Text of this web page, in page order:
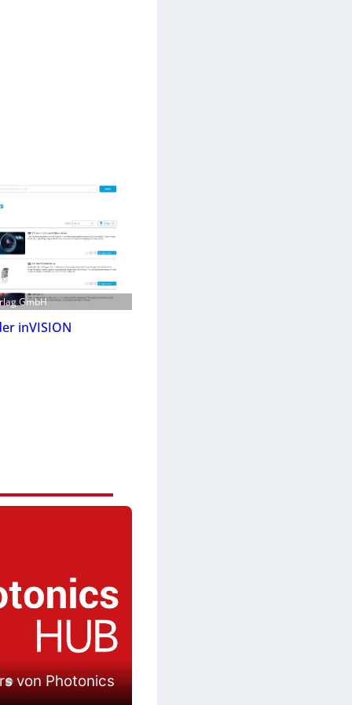
GmbH
inVISION
von Photonics